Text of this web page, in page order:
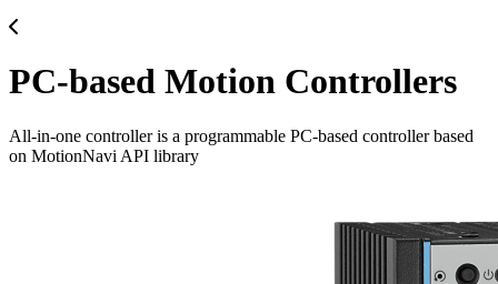
PC-based Motion Controllers
All-in-one controller is a programmable PC-based controller based
on MotionNavi API library